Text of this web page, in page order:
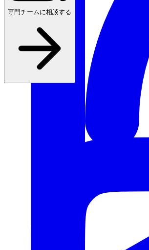
専門チームに相談する